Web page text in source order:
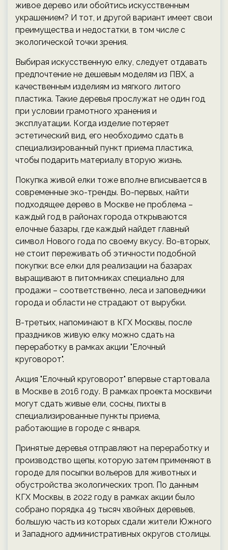
живое дерево или обойтись искусственным
украшением? И тот, и другой вариант имеет свои
преимущества и недостатки, в том числе с
экологической точки зрения.
Выбирая искусственную елку, следует отдавать
предпочтение не дешевым моделям из ПВХ, а
качественным изделиям из мягкого литого
пластика. Такие деревья прослужат не один год
при условии грамотного хранения и
эксплуатации. Когда изделие потеряет
эстетический вид, его необходимо сдать в
специализированный пункт приема пластика,
чтобы подарить материалу вторую жизнь.
Покупка живой елки тоже вполне вписывается в
современные эко-тренды. Во-первых, найти
подходящее дерево в Москве не проблема –
каждый год в районах города открываются
елочные базары, где каждый найдет главный
символ Нового года по своему вкусу. Во-вторых,
не стоит переживать об этичности подобной
покупки: все елки для реализации на базарах
выращивают в питомниках специально для
продажи – соответственно, леса и заповедники
города и области не страдают от вырубки.
В-третьих, напоминают в КГХ Москвы, после
праздников живую елку можно сдать на
переработку в рамках акции "Елочный
круговорот".
Акция "Елочный круговорот" впервые стартовала
в Москве в 2016 году. В рамках проекта москвичи
могут сдать живые ели, сосны, пихты в
специализированные пункты приема,
работающие в городе с января.
Принятые деревья отправляют на переработку и
производство щепы, которую затем применяют в
городе для посыпки вольеров для животных и
обустройства экологических троп. По данным
КГХ Москвы, в 2022 году в рамках акции было
собрано порядка 49 тысяч хвойных деревьев,
большую часть из которых сдали жители Южного
и Западного административных округов столицы.